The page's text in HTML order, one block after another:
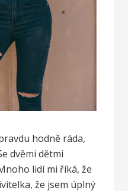
hodně ráda,
dvěmi dětmi
lidí mi říká, že
že jsem úplný